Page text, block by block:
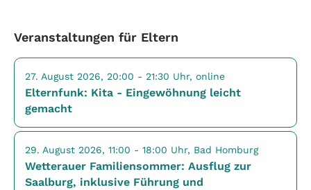
Veranstaltungen für Eltern
27. August 2026, 20:00 - 21:30 Uhr, online
Elternfunk: Kita - Eingewöhnung leicht
gemacht
29. August 2026, 11:00 - 18:00 Uhr, Bad Homburg
Wetterauer Familiensommer: Ausflug zur
Saalburg, inklusive Führung und